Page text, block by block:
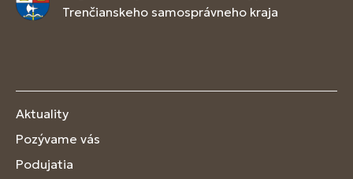
Trenčianskeho samosprávneho kraja
Aktuality
Pozývame vás
Podujatia